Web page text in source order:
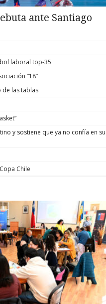
ante Santiago
laboral top-35
“18”
de las tablas
y sostiene que ya no confía en su
Chile